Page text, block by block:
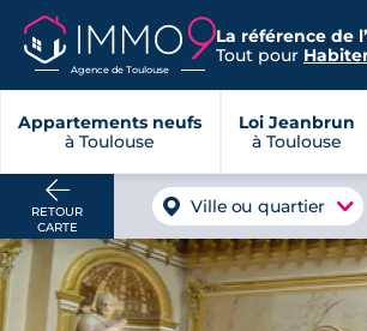
Agence de Toulouse
La référence de
Tout pour
Appartements neufs
à Toulouse
Loi Jeanbrun
à Toulouse
RETOUR
CARTE
Ville ou quartier